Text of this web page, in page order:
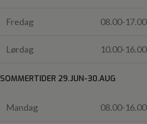
Fredag 08.00-17.00
Lørdag 10.00-16.00
SOMMERTIDER 29.JUN-30.AUG
Mandag 08.00-16.00